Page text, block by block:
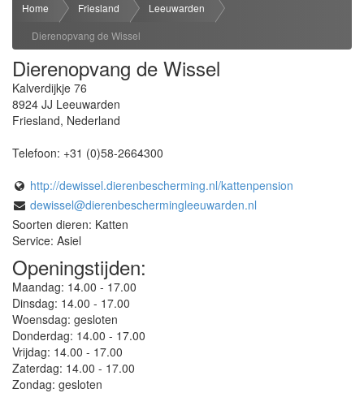
Home Friesland
Leeuwarden
Dierenopvang de Wissel
Dierenopvang de Wissel
Kalverdijkje 76
8924 JJ Leeuwarden
Friesland, Nederland
Telefoon: +31 (0)58-2664300
http://dewissel.dierenbescherming.nl/kattenpension
dewissel@dierenbeschermingleeuwarden.nl
Soorten dieren: Katten
Service: Asiel
Openingstijden:
Maandag: 14.00 - 17.00
Dinsdag: 14.00 - 17.00
Woensdag: gesloten
Donderdag: 14.00 - 17.00
Vrijdag: 14.00 - 17.00
Zaterdag: 14.00 - 17.00
Zondag: gesloten